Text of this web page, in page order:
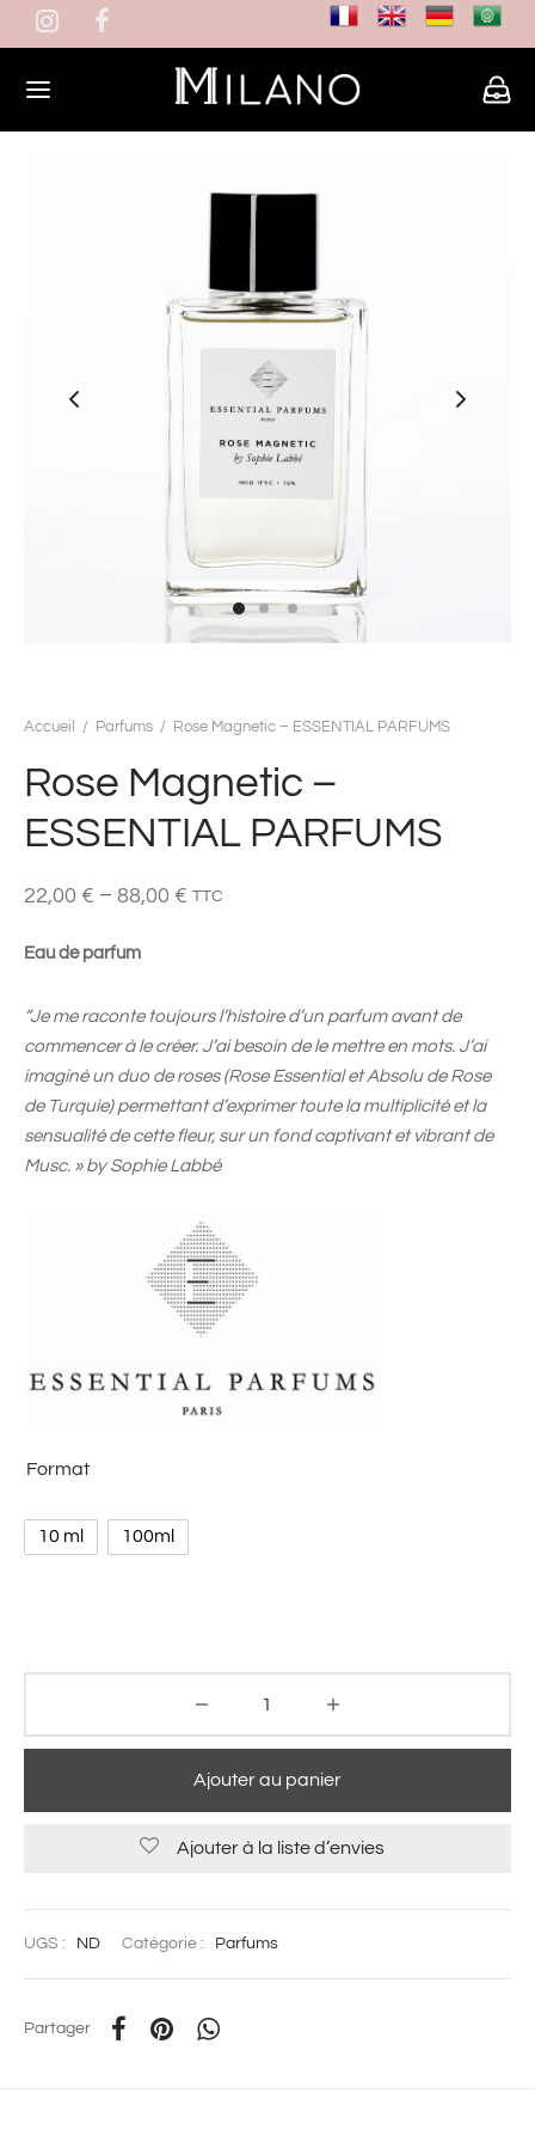
Accueil / Parfums / Rose Magnetic – ESSENTIAL PARFUMS
Rose Magnetic –
ESSENTIAL PARFUMS
22,00 € – 88,00 € TTC
Eau de parfum
“Je me raconte toujours l’histoire d’un parfum avant de
commencer à le créer. J’ai besoin de le mettre en mots. J’ai
imaginé un duo de roses (Rose Essential et Absolu de Rose
de Turquie) permettant d’exprimer toute la multiplicité et la
sensualité de cette fleur, sur un fond captivant et vibrant de
Musc. » by Sophie Labbé
Format
10 ml 100ml
Ajouter au panier
Ajouter à la liste d’envies
UGS : ND Catégorie : Parfums
Partager